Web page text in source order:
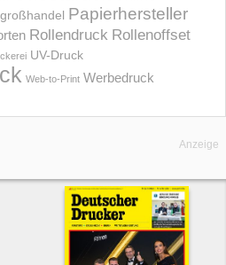
Papierhersteller
Rollendruck Rollenoffset
UV-Druck
Web-to-Print Werbedruck
Anzeige